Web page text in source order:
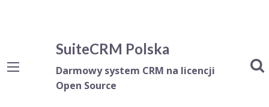
SuiteCRM Polska
Darmowy system CRM na licencji
Open Source